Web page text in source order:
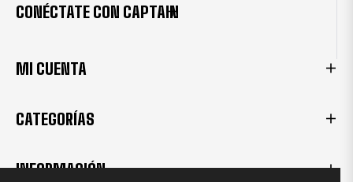
CONÉCTATE CON CAPTAIN
MI CUENTA
CATEGORÍAS
INFORMACIÓN